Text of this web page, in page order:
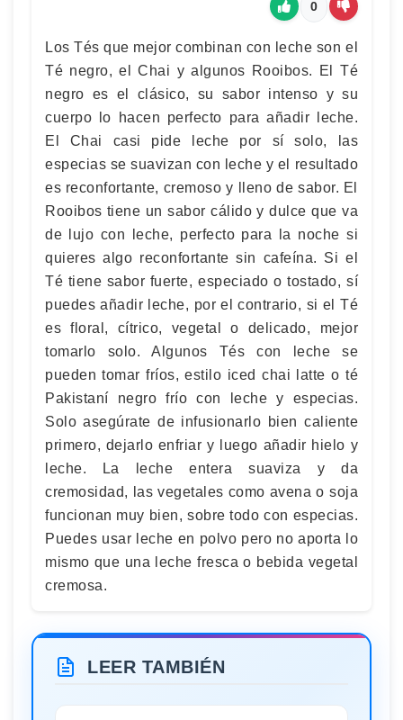
0
Los Tés que mejor combinan con leche son el
Té negro, el Chai y algunos Rooibos. El Té
negro es el clásico, su sabor intenso y su
cuerpo lo hacen perfecto para añadir leche.
El Chai casi pide leche por sí solo, las
especias se suavizan con leche y el resultado
es reconfortante, cremoso y lleno de sabor. El
Rooibos tiene un sabor cálido y dulce que va
de lujo con leche, perfecto para la noche si
quieres algo reconfortante sin cafeína. Si el
Té tiene sabor fuerte, especiado o tostado, sí
puedes añadir leche, por el contrario, si el Té
es floral, cítrico, vegetal o delicado, mejor
tomarlo solo. Algunos Tés con leche se
pueden tomar fríos, estilo iced chai latte o té
Pakistaní negro frío con leche y especias.
Solo asegúrate de infusionarlo bien caliente
primero, dejarlo enfriar y luego añadir hielo y
leche. La leche entera suaviza y da
cremosidad, las vegetales como avena o soja
funcionan muy bien, sobre todo con especias.
Puedes usar leche en polvo pero no aporta lo
mismo que una leche fresca o bebida vegetal
cremosa.
LEER TAMBIÉN